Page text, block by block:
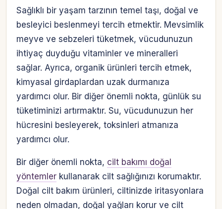
Sağlıklı bir yaşam tarzının temel taşı, doğal ve
besleyici beslenmeyi tercih etmektir. Mevsimlik
meyve ve sebzeleri tüketmek, vücudunuzun
ihtiyaç duyduğu vitaminler ve mineralleri
sağlar. Ayrıca, organik ürünleri tercih etmek,
kimyasal girdaplardan uzak durmanıza
yardımcı olur. Bir diğer önemli nokta, günlük su
tüketiminizi artırmaktır. Su, vücudunuzun her
hücresini besleyerek, toksinleri atmanıza
yardımcı olur.
Bir diğer önemli nokta, cilt bakımı doğal
yöntemler kullanarak cilt sağlığınızı korumaktır.
Doğal cilt bakım ürünleri, ciltinizde iritasyonlara
neden olmadan, doğal yağları korur ve cilt